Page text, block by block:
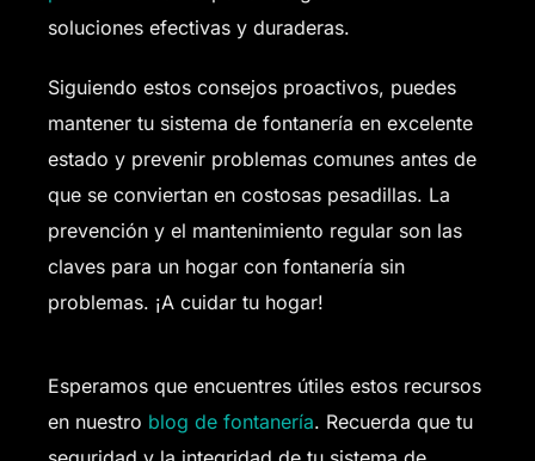
soluciones efectivas y duraderas.
Siguiendo estos consejos proactivos, puedes
mantener tu sistema de fontanería en excelente
estado y prevenir problemas comunes antes de
que se conviertan en costosas pesadillas. La
prevención y el mantenimiento regular son las
claves para un hogar con fontanería sin
problemas. ¡A cuidar tu hogar!
Esperamos que encuentres útiles estos recursos
en nuestro blog de fontanería. Recuerda que tu